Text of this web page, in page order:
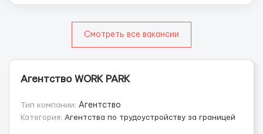
Смотреть все вакансии
Агентство WORK PARK
Тип компании: Агентство
Категория: Агентства по трудоустройству за границей